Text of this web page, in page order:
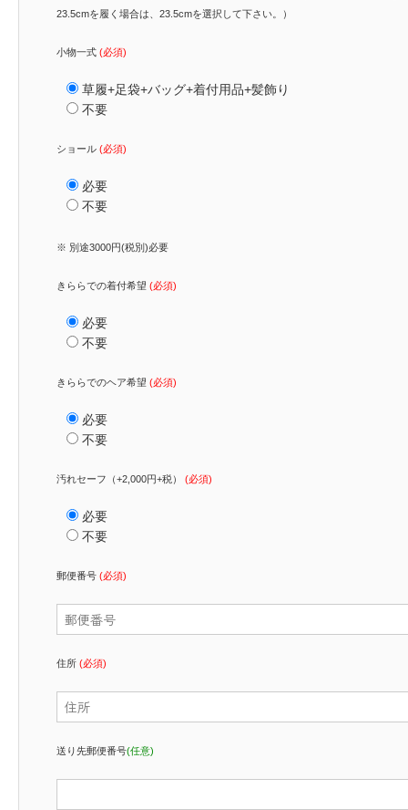
23.5cmを履く場合は、23.5cmを選択して下さい。）
小物一式 (必須)
草履+足袋+バッグ+着付用品+髪飾り
不要
ショール (必須)
必要
不要
※ 別途3000円(税別)必要
きららでの着付希望 (必須)
必要
不要
きららでのヘア希望 (必須)
必要
不要
汚れセーフ（+2,000円+税） (必須)
必要
不要
郵便番号 (必須)
住所 (必須)
送り先郵便番号(任意)